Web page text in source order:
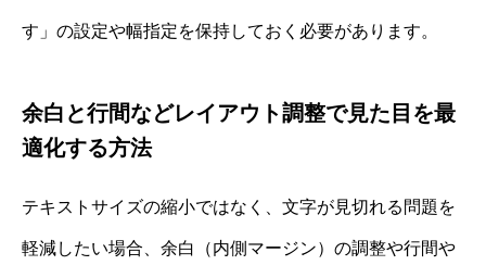
す」の設定や幅指定を保持しておく必要があります。
余白と行間などレイアウト調整で見た目を最
適化する方法
テキストサイズの縮小ではなく、文字が見切れる問題を
軽減したい場合、余白（内側マージン）の調整や行間や